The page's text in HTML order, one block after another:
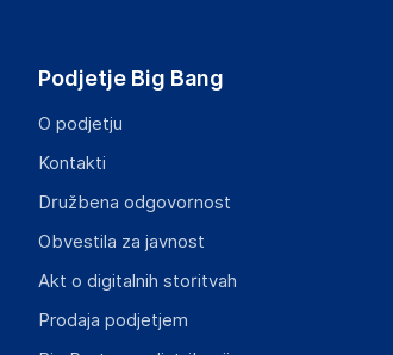
Podjetje Big Bang
O podjetju
Kontakti
Družbena odgovornost
Obvestila za javnost
Akt o digitalnih storitvah
Prodaja podjetjem